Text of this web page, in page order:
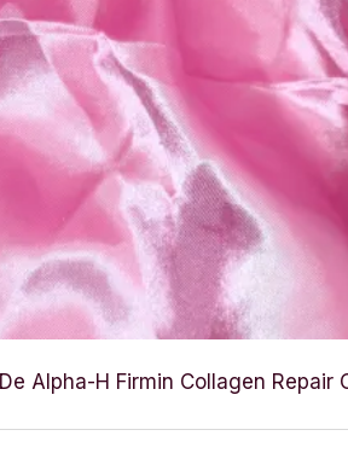
De Alpha-H Firmin Collagen